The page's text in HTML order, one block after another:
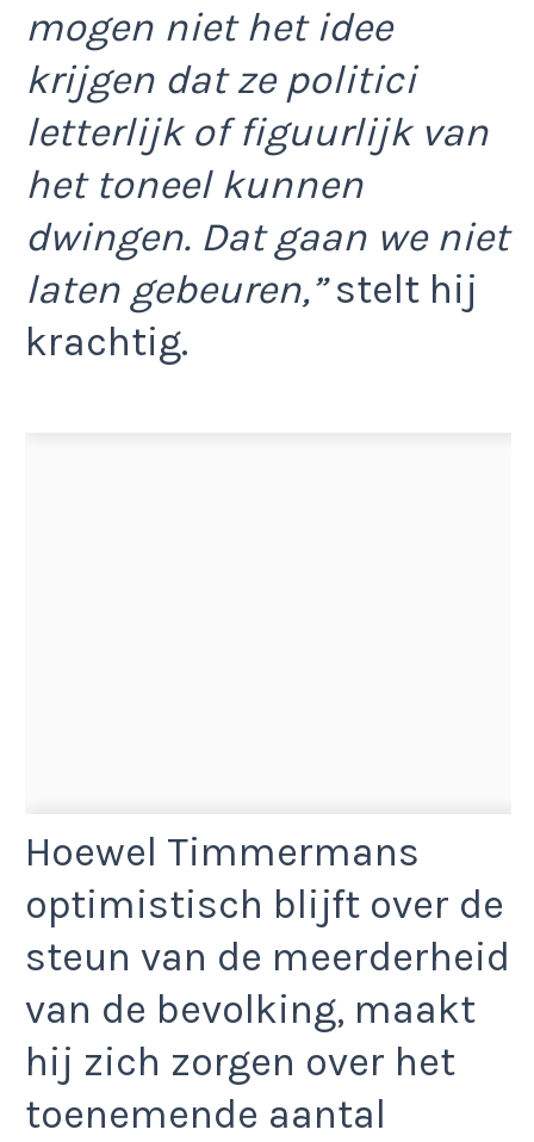
mogen niet het idee
krijgen dat ze politici
letterlijk of figuurlijk van
het toneel kunnen
dwingen. Dat gaan we niet
laten gebeuren,”stelt hij
krachtig.
Hoewel Timmermans
optimistisch blijft over de
steun van de meerderheid
van de bevolking, maakt
hij zich zorgen over het
toenemende aantal